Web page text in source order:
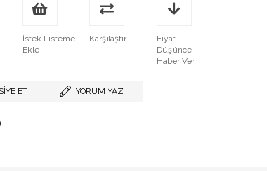
İstek Listeme
Ekle
Karşılaştır
Fiyat
Düşünce
Haber Ver
ET YORUM YAZ